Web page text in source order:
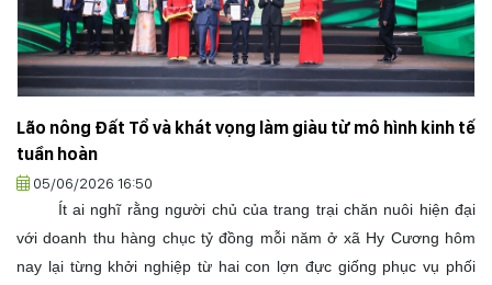
Lão nông Đất Tổ và khát vọng làm giàu từ mô hình kinh tế
tuần hoàn
05/06/2026 16:50
Ít ai nghĩ rằng người chủ của trang trại chăn nuôi hiện đại
với doanh thu hàng chục tỷ đồng mỗi năm ở xã Hy Cương hôm
nay lại từng khởi nghiệp từ hai con lợn đực giống phục vụ phối